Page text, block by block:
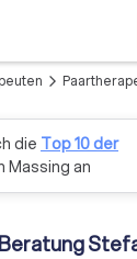
arrow_forward_ios
die Top 10 der
Massing an